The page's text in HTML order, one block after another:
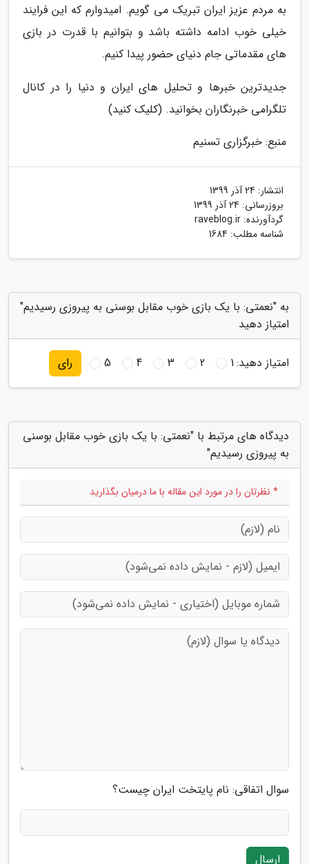
به مردم عزیز ایران تبریک می گویم. امیدوارم که این فرایند
خیلی خوب ادامه داشته باشد و بتوانیم با قدرت در بازی
های مقدماتی جام دنیای حضور پیدا کنیم.
جدیدترین خبرها و تحلیل های ایران و دنیا را در کانال
تلگرامی خبرنگاران بخوانید. (کلیک کنید)
منبع: خبرگزاری تسنیم
انتشار: 24 آذر 1399
بروزرسانی: 24 آذر 1399
گردآورنده: raveblog.ir
شناسه مطلب: 1684
به "نعمتی: با یک بازی خوب مقابل بوسنی به پیروزی رسیدیم"
امتیاز دهید
امتیاز دهید:1
2
3
4
5 رای
دیدگاه های مرتبط با "نعمتی: با یک بازی خوب مقابل بوسنی
به پیروزی رسیدیم"
* نظرتان را در مورد این مقاله با ما درمیان بگذارید
سوال اتفاقی: نام پایتخت ایران چیست؟
ارسال